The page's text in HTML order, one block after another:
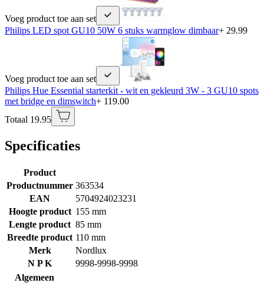
Voeg product toe aan set
Philips LED spot GU10 50W 6 stuks warmglow dimbaar+ 29.99
Voeg product toe aan set
Philips Hue Essential starterkit - wit en gekleurd 3W - 3 GU10 spots
met bridge en dimswitch+ 119.00
Totaal 19.95
Specificaties
Product
Productnummer 363534
EAN
5704924023231
Hoogte product 155 mm
Lengte product 85 mm
Breedte product 110 mm
Merk
Nordlux
N P K
9998-9998-9998
Algemeen